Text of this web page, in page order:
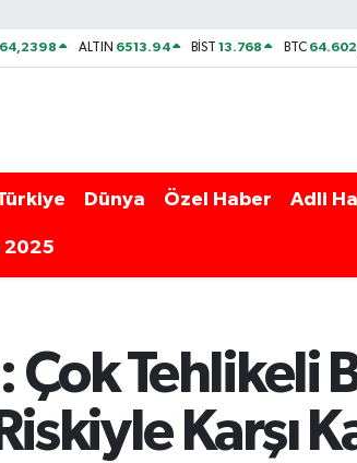
64,2398 ALTIN 6513.94 BİST13.768 BTC
Dünya Özel Haber Adli
2025
Tehlikeli
Karşı